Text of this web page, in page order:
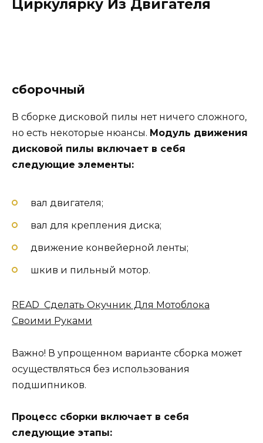
Циркулярку Из Двигателя
сборочный
В сборке дисковой пилы нет ничего сложного,
но есть некоторые нюансы. Модуль движения
дисковой пилы включает в себя
следующие элементы:
вал двигателя;
вал для крепления диска;
движение конвейерной ленты;
шкив и пильный мотор.
READ Сделать Окучник Для Мотоблока
Своими Руками
Важно! В упрощенном варианте сборка может
осуществляться без использования
подшипников.
Процесс сборки включает в себя
следующие этапы: